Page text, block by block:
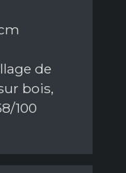
de
bois,
100